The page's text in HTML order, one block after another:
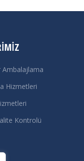
Ambalajlama
Hizmetleri
Kontrolü